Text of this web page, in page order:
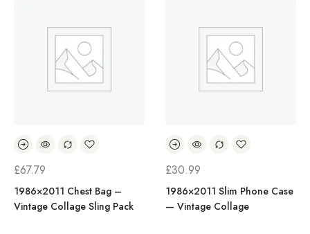
£67.79
1986×2011 Chest Bag –
Vintage Collage Sling Pack
£30.99
1986×2011 Slim Phone Case
— Vintage Collage